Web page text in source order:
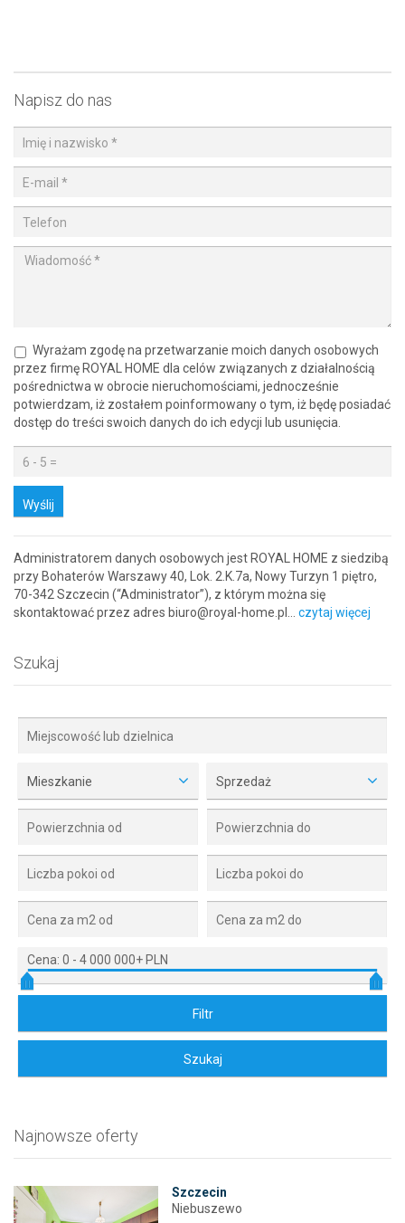
Napisz do nas
Wyrażam zgodę na przetwarzanie moich danych osobowych
przez firmę ROYAL HOME dla celów związanych z działalnością
pośrednictwa w obrocie nieruchomościami, jednocześnie
potwierdzam, iż zostałem poinformowany o tym, iż będę posiadać
dostęp do treści swoich danych do ich edycji lub usunięcia.
Wyślij
Administratorem danych osobowych jest ROYAL HOME z siedzibą
przy Bohaterów Warszawy 40, Lok. 2.K.7a, Nowy Turzyn 1 piętro,
70-342 Szczecin (“Administrator”), z którym można się
skontaktować przez adres biuro@royal-home.pl… czytaj więcej
Szukaj
Mieszkanie Sprzedaż
Cena: 0 - 4 000 000+ PLN
Najnowsze oferty
Szczecin
Niebuszewo